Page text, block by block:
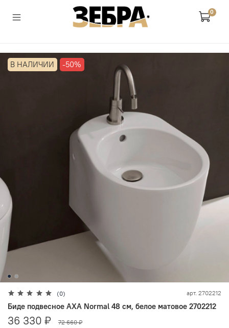
0
В НАЛИЧИИ -50%
(0) арт. 2702212
Биде подвесное AXA Normal 48 см, белое матовое 2702212
36 330 ₽ 72 660 ₽